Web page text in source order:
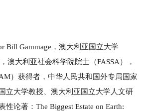
Bill Gammage，澳大利亚国立大学
澳大利亚社会科学院院士（FASSA），
）获得者，中华人民共和国外专局国家
立大学教授、澳大利亚国立大学人文研
性论著：The Biggest Estate on Earth: